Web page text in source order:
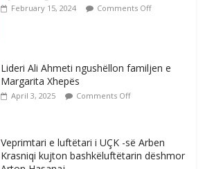
February 15, 2024 Comments Off
Lideri Ali Ahmeti ngushëllon familjen e
Margarita Xhepës
April 3, 2025 Comments Off
Veprimtari e luftëtari i UÇK -së Arben
Krasniqi kujton bashkëluftëtarin dëshmor